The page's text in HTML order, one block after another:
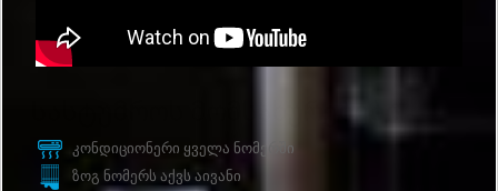
Სასტუმროს მომსახურებები
კონდიციონერი ყველა ნომერში
ზოგ ნომერს აქვს აივანი